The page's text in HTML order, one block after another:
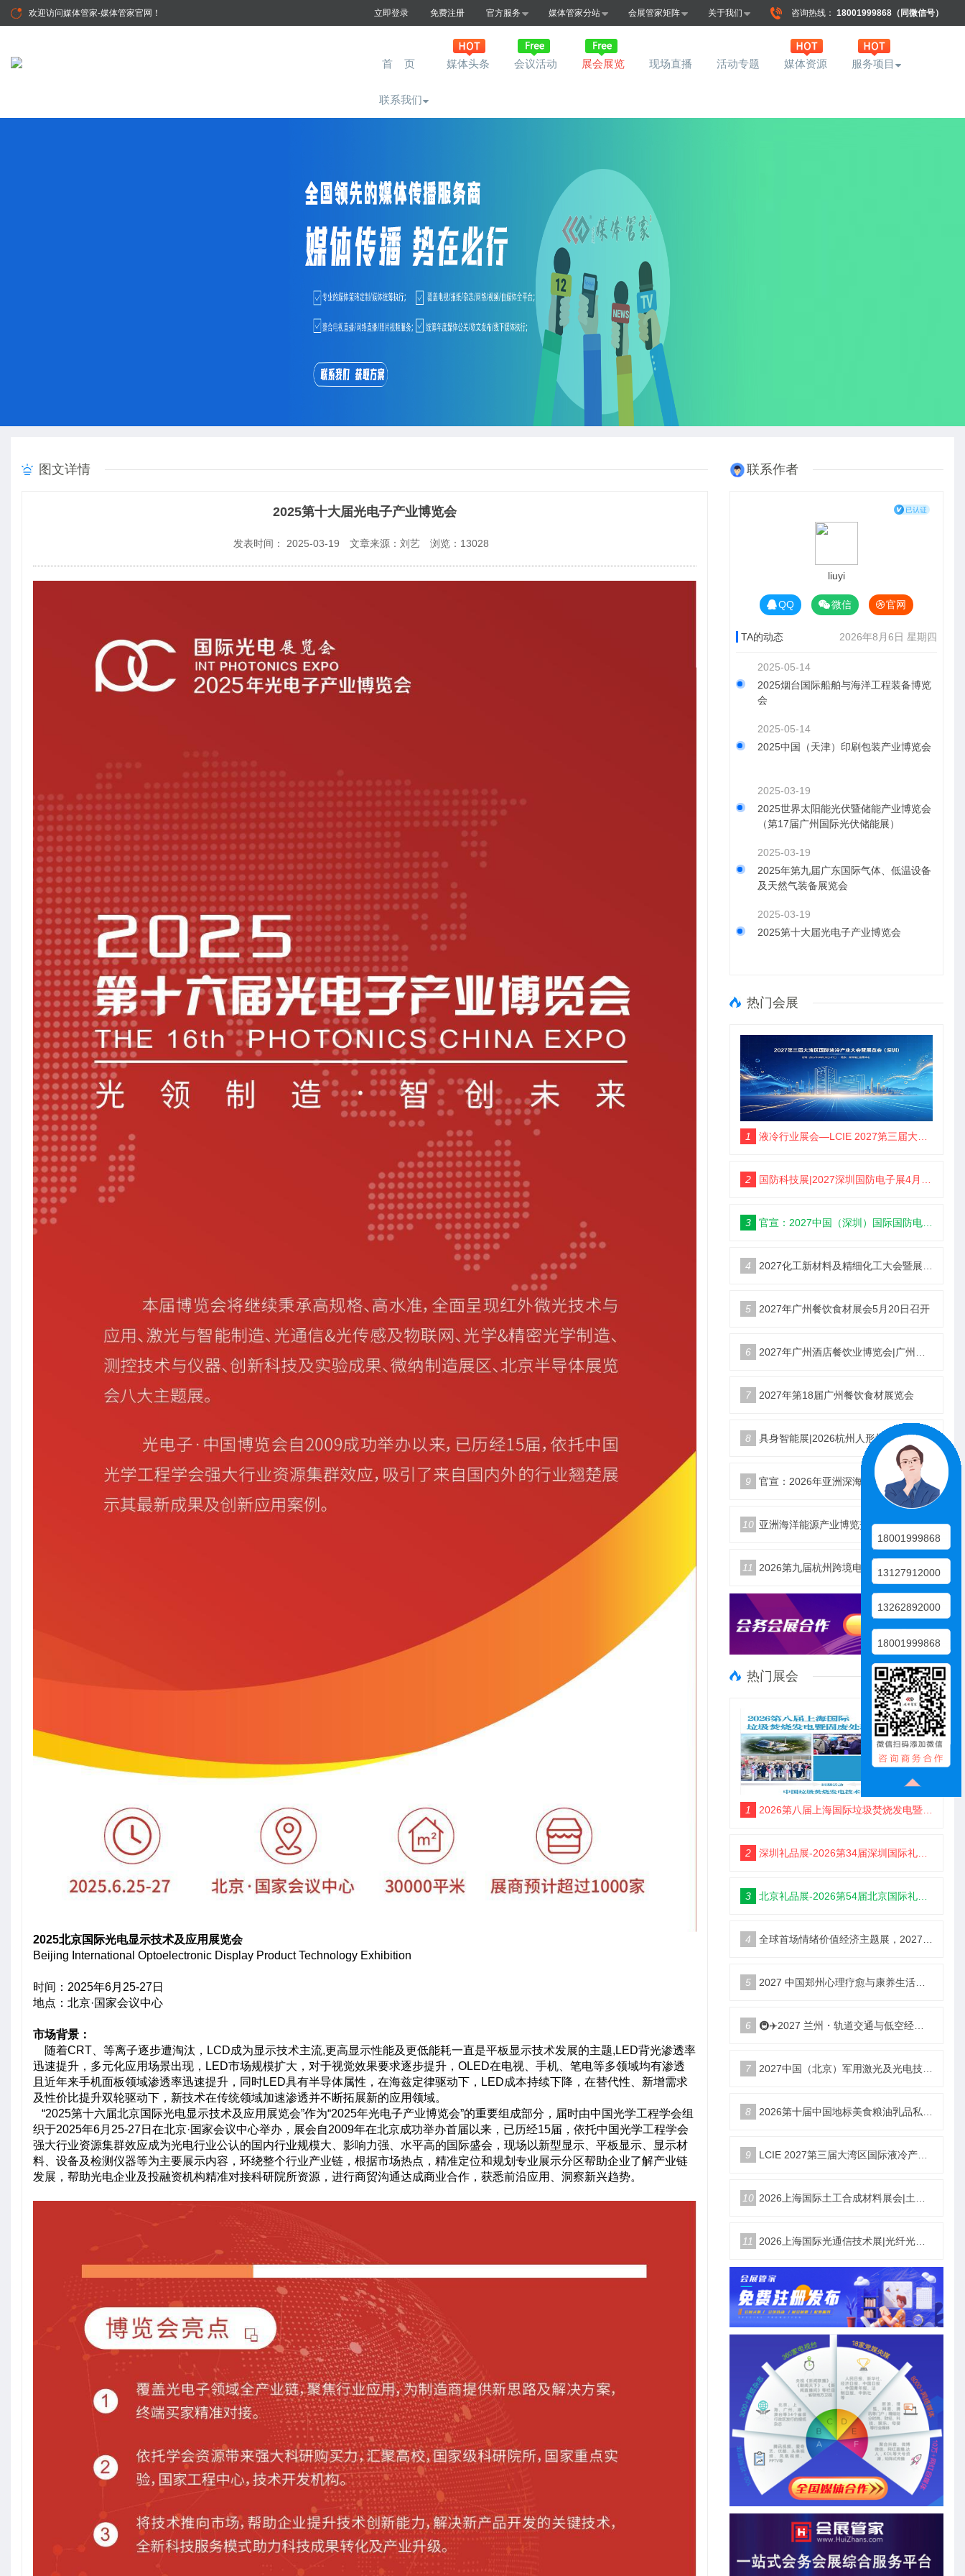
欢迎访问媒体管家-媒体管家官网 ！ 立即登录 免费注册 官方服务 媒体管家分站 会展管家矩阵 关于我们 咨询热线： 18001999868（同微信号）
首 页 媒体头条 会议活动 展会展览 现场直播 活动专题 媒体资源 服务项目
联系我们
图文详情
2025第十大届光电子产业博览会
发表时间： 2025-03-19 文章来源：刘艺 浏览： 13028
2025北京国际光电显示技术及应用展览会
Beijing International Optoelectronic Display Product Technology Exhibition
时间：2025年6月25-27日
地点：北京·国家会议中心
市场背景：
随着CRT、等离子逐步遭淘汰，LCD成为显示技术主流,更高显示性能及更低能耗一直是平板显示技术发展的主题,LED背光渗透率
迅速提升，多元化应用场景出现，LED市场规模扩大，对于视觉效果要求逐步提升，OLED在电视、手机、笔电等多领域均有渗透
且近年来手机面板领域渗透率迅速提升，同时LED具有半导体属性，在海兹定律驱动下，LED成本持续下降，在替代性、新增需求
及性价比提升双轮驱动下，新技术在传统领域加速渗透并不断拓展新的应用领域。
“2025第十六届北京国际光电显示技术及应用展览会”作为“2025年光电子产业博览会”的重要组成部分，届时由中国光学工程学会组
织于2025年6月25-27日在北京·国家会议中心举办，展会自2009年在北京成功举办首届以来，已历经15届，依托中国光学工程学会
强大行业资源集群效应成为光电行业公认的国内行业规模大、影响力强、水平高的国际盛会，现场以新型显示、平板显示、显示材
料、设备及检测仪器等为主要展示内容，环绕整个行业产业链，根据市场热点，精准定位和规划专业展示分区帮助企业了解产业链
发展，帮助光电企业及投融资机构精准对接科研院所资源，进行商贸沟通达成商业合作，获悉前沿应用、洞察新兴趋势。
联系作者
liuyi
QQ 微信 官网
TA的动态 2026年8月6日 星期四
2025-05-14
2025烟台国际船舶与海洋工程装备博览
会
2025-05-14
2025中国（天津）印刷包装产业博览会
2025-03-19
2025世界太阳能光伏暨储能产业博览会
（第17届广州国际光伏储能展）
2025-03-19
2025年第九届广东国际气体、低温设备
及天然气装备展览会
2025-03-19
2025第十大届光电子产业博览会
热门会展
1 液冷行业展会—LCIE 2027第三届大湾区国际液冷产业大会暨展览会（深圳）
2 国防科技展|2027深圳国防电子展4月9日启幕
3 官宣：2027中国（深圳）国际国防电子博览会
4 2027化工新材料及精细化工大会暨展览会定档苏州
5 2027年广州餐饮食材展会5月20日召开
6 2027年广州酒店餐饮业博览会|广州餐博会
7 2027年第18届广州餐饮食材展览会
8 具身智能展|2026杭州人形机器人展|仿生机器人展5月启幕
9 官宣：2026年亚洲深海开发与海底作业装备博览交易会
10 亚洲海洋能源产业博览交易会2026年12月18日举办
11 2026第九届杭州跨境电商生态展10月25日启幕
热门展会
1 2026第八届上海国际垃圾焚烧发电暨固废处理技术展览会
2 深圳礼品展-2026第34届深圳国际礼品及家居用品展览会
3 北京礼品展-2026第54届北京国际礼品、赠品及家庭用品展览会
4 全球首场情绪价值经济主题展，2027郑州国际情绪价值经济博览会
5 2027 中国郑州心理疗愈与康养生活产业博览会
6 🚇✈️2027 兰州・轨道交通与低空经济展览会即将启幕！
7 2027中国（北京）军用激光及光电技术展览会
8 2026第十届中国地标美食粮油乳品私域新渠道团长大会
9 LCIE 2027第三届大湾区国际液冷产业大会暨展览会（深圳）
10 2026上海国际土工合成材料展会|土工膜、土工布展|土工合成材料仪器、设备展览会
11 2026上海国际光通信技术展|光纤光缆、光模块展|光通信设备展览会
18001999868
13127912000
13262892000
18001999868